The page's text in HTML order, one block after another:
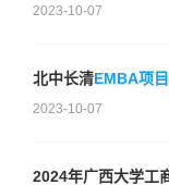
2023-10-07
北中长清EMBA项目
2023-10-07